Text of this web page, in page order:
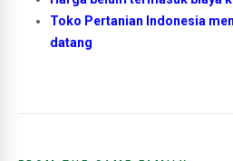
Toko Pertanian Indonesia
datang